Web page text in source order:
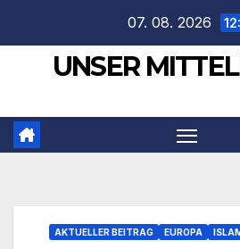
springen
07. 08. 2026
UNSER
AKTUELLER BEITRAG EUROPA